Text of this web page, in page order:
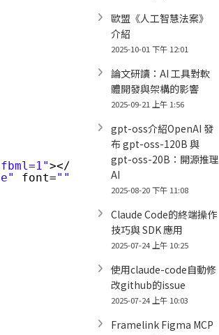
></script>
font="" ></fb:like>';
歐盟《人工智慧法案》
介紹
2025-10-01 下午 12:01
論文研讀：AI 工具對軟
體開發與架構的影響
2025-09-21 上午 1:56
gpt-oss介紹OpenAI 發
布 gpt-oss-120B 與
gpt-oss-20B：開源推理
AI
2025-08-20 下午 11:08
Claude Code的終端操作
技巧與 SDK 應用
2025-07-24 上午 10:25
使用claude-code自動修
改github的issue
2025-07-24 上午 10:03
Framelink Figma MCP